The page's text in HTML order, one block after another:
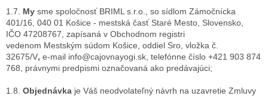
1.7. My sme spoločnosť BRIML s.r.o., so sídlom Zámočnícka
401/16, 040 01 Košice - mestská časť Staré Mesto, Slovensko,
IČO 47208767, zapísaná v Obchodnom registri
vedenom Mestským súdom Košice, oddiel Sro, vložka č.
32675/V, e-mail info@cajovnayogi.sk, telefónne číslo +421 903 874
768, právnymi predpismi označovaná ako predávajúci;
1.8. Objednávka je Váš neodvolateľný návrh na uzavretie Zmluvy